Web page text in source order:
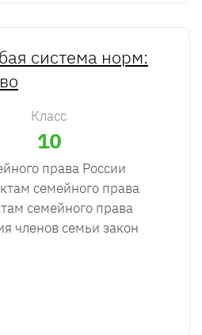
система норм:
Класс
10
права России
семейного права
семейного права
членов семьи закон